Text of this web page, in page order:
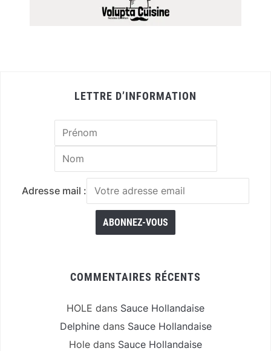
LETTRE D’INFORMATION
Adresse mail :
COMMENTAIRES RÉCENTS
HOLE dans Sauce Hollandaise
Delphinedans Sauce Hollandaise
Hole dans Sauce Hollandaise